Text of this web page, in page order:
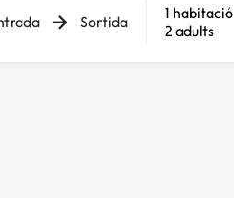
Sortida
1 habitació
2 adults